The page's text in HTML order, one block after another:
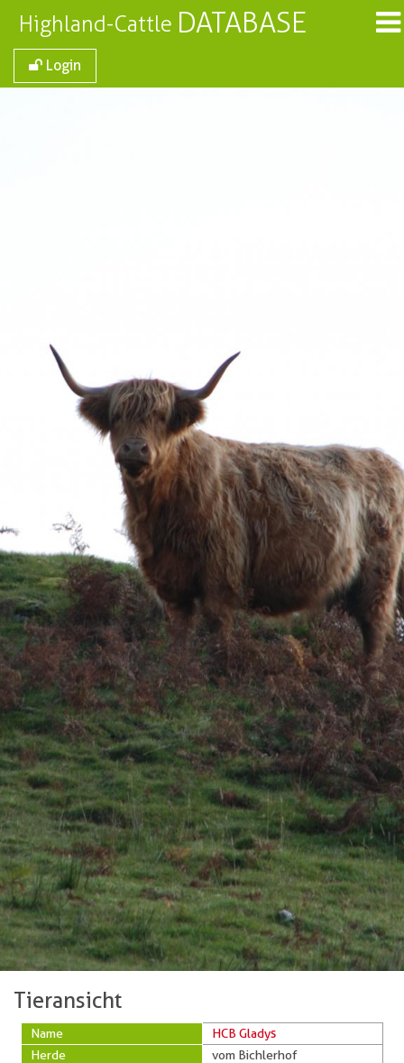
Highland-Cattle DATABASE
Login
Tieransicht
Name
HCB Gladys
Herde
vom Bichlerhof